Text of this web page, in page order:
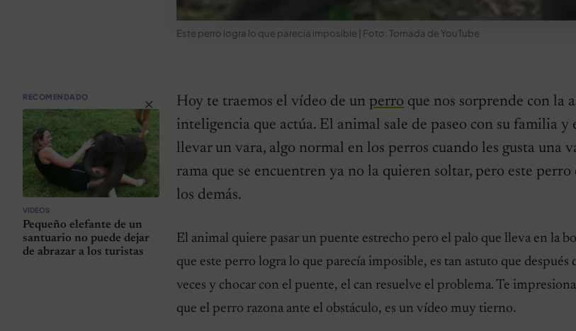
Este perro logra lo que parecía imposible | Foto: Tomada de YouTube
×
RECOMENDADO
VIDEOS
Pequeño elefante de un
santuario no puede dejar
de abrazar a los turistas
Hoy te traemos el vídeo de un perro que nos sorprende con la
inteligencia que actúa. El animal sale de paseo con su familia y
llevar un vara, algo normal en los perros cuando les gusta una
rama que se encuentren ya no la quieren soltar, pero este
los demás.
El animal quiere pasar un puente estrecho pero el palo que lleva en la
que este perro logra lo que parecía imposible, es tan astuto que después
veces y chocar con el puente, el can resuelve el problema. Te
que el perro razona ante el obstáculo, es un vídeo muy tierno.